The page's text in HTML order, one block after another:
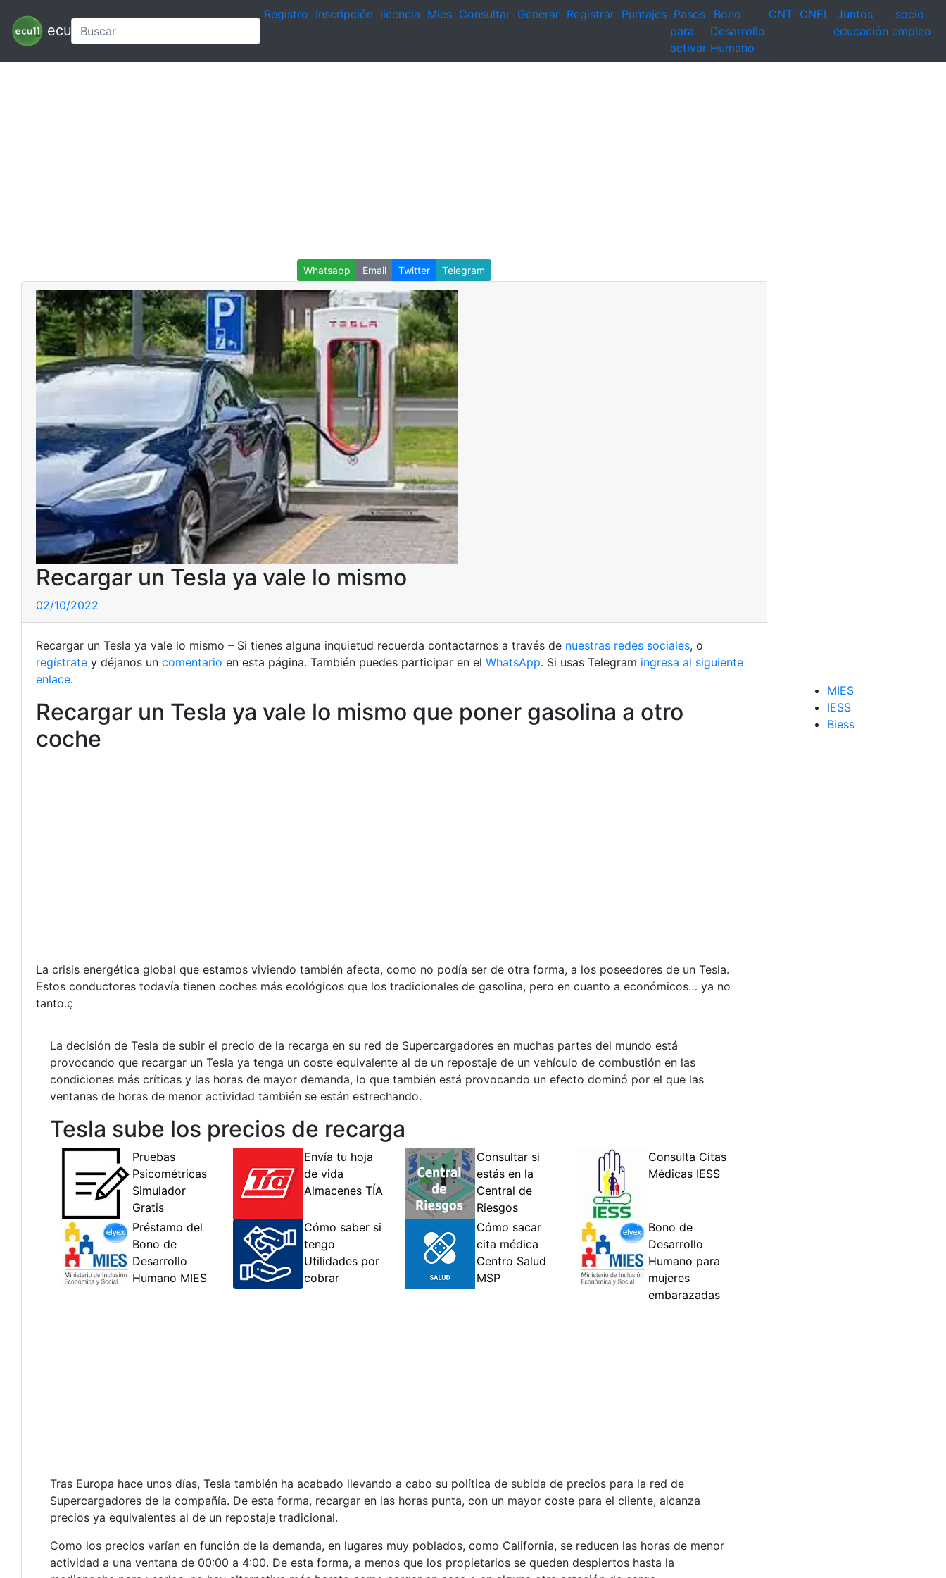
ecu11
Registro Inscripción licencia Mies Consultar Generar Registrar Puntajes Pasos
para
activar
Bono
Desarrollo
Humano
CNT CNEL Juntos
educación
socio
empleo
Whatsapp Email Twitter Telegram
Recargar un Tesla ya vale lo mismo
02/10/2022
Recargar un Tesla ya vale lo mismo – Si tienes alguna inquietud recuerda contactarnos a través de nuestras redes sociales, o
regístrate y déjanos un comentario en esta página. También puedes participar en el WhatsApp. Si usas Telegram ingresa al siguiente
enlace.
Recargar un Tesla ya vale lo mismo que poner gasolina a otro
coche
La crisis energética global que estamos viviendo también afecta, como no podía ser de otra forma, a los poseedores de un Tesla.
Estos conductores todavía tienen coches más ecológicos que los tradicionales de gasolina, pero en cuanto a económicos… ya no
tanto.ç
La decisión de Tesla de subir el precio de la recarga en su red de Supercargadores en muchas partes del mundo está
provocando que recargar un Tesla ya tenga un coste equivalente al de un repostaje de un vehículo de combustión en las
condiciones más críticas y las horas de mayor demanda, lo que también está provocando un efecto dominó por el que las
ventanas de horas de menor actividad también se están estrechando.
Tesla sube los precios de recarga
Tras Europa hace unos días, Tesla también ha acabado llevando a cabo su política de subida de precios para la red de
Supercargadores de la compañía. De esta forma, recargar en las horas punta, con un mayor coste para el cliente, alcanza
precios ya equivalentes al de un repostaje tradicional.
Como los precios varían en función de la demanda, en lugares muy poblados, como California, se reducen las horas de menor
actividad a una ventana de 00:00 a 4:00. De esta forma, a menos que los propietarios se queden despiertos hasta la
MIES
IESS
Biess